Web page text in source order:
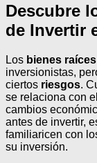
Descubre
de Invertir
Los bienes raíces
inversionistas,
ciertos riesgos.
se relaciona con
cambios
antes de invertir,
familiaricen con
su inversión.